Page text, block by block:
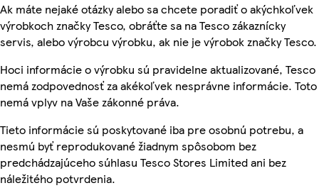
Ak máte nejaké otázky alebo sa chcete poradiť o akýchkoľvek
výrobkoch značky Tesco, obráťte sa na Tesco zákaznícky
servis, alebo výrobcu výrobku, ak nie je výrobok značky Tesco.
Hoci informácie o výrobku sú pravidelne aktualizované, Tesco
nemá zodpovednosť za akékoľvek nesprávne informácie. Toto
nemá vplyv na Vaše zákonné práva.
Tieto informácie sú poskytované iba pre osobnú potrebu, a
nesmú byť reprodukované žiadnym spôsobom bez
predchádzajúceho súhlasu Tesco Stores Limited ani bez
náležitého potvrdenia.